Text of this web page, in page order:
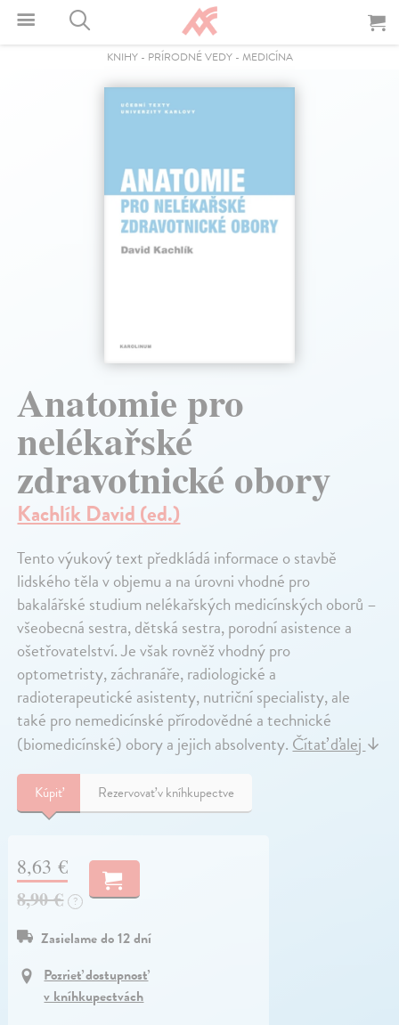
KNIHY- PRÍRODNÉ VEDY- MEDICÍNA
Anatomie pro
nelékařské
zdravotnické obory
Kachlík David (ed.)
Tento výukový text předkládá informace o stavbě
lidského těla v objemu a na úrovni vhodné pro
bakalářské studium nelékařských medicínských oborů –
všeobecná sestra, dětská sestra, porodní asistence a
ošetřovatelství. Je však rovněž vhodný pro
optometristy, záchranáře, radiologické a
radioterapeutické asistenty, nutriční specialisty, ale
také pro nemedicínské přírodovědné a technické
(biomedicínské) obory a jejich absolventy. Čítať ďalej ↓
Kúpiť Rezervovať v kníhkupectve
8,63 €
8,90 € ?
Zasielame do 12 dní
Pozrieť dostupnosť
v kníhkupectvách